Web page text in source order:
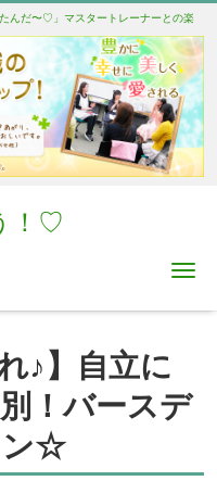
んだ〜♡」マスタートレーナーとの楽
！♡
♪】自立に
！バースデ
ン☆